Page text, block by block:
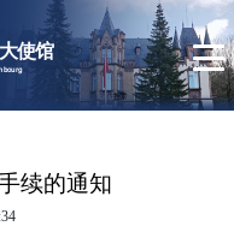
使馆
续的通知